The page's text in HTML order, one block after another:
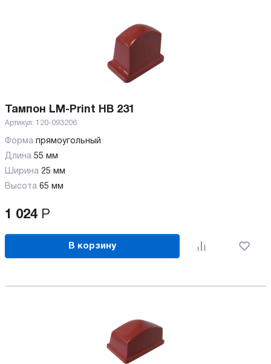
Тампон LM-Print HB 231
Артикул: 120-093206
Форма прямоугольный
Длина 55 мм
Ширина 25 мм
Высота 65 мм
1 024 Р
В корзину